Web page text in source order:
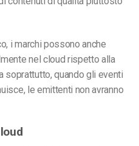
i marchi possono anche
nel cloud rispetto alla
soprattutto, quando gli eventi
le emittenti non avranno